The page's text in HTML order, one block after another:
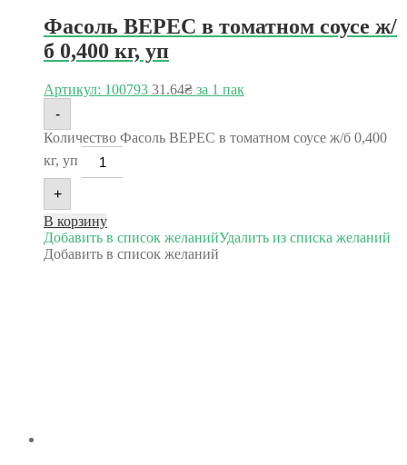
Фасоль ВЕРЕС в томатном соусе ж/
б 0,400 кг, уп
Артикул: 100793 31.64₴ за 1 пак
-
Количество Фасоль ВЕРЕС в томатном соусе ж/б 0,400
кг, уп
+
В корзину
Добавить в список желанийУдалить из списка желаний
Добавить в список желаний